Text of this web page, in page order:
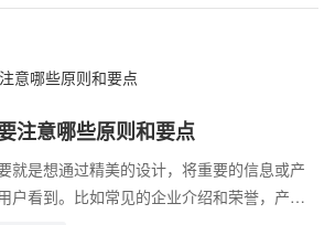
就很明显。
注意哪些原则和要点
就是想通过精美的设计，将重要的信息或产
户看到。比如常见的企业介绍和荣誉，产品